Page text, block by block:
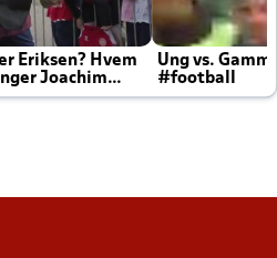
Eriksen? Hvem
Joachim
Ung vs.
#football